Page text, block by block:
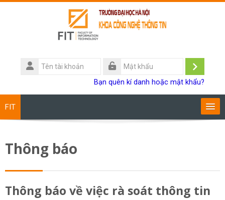
Tên
tài
Đăng
Bạn quên kí danh hoặc mật khẩu?
FIT
Giảng viên
Sinh viên
Thông báo
Thông báo về việc rà soát thông tin